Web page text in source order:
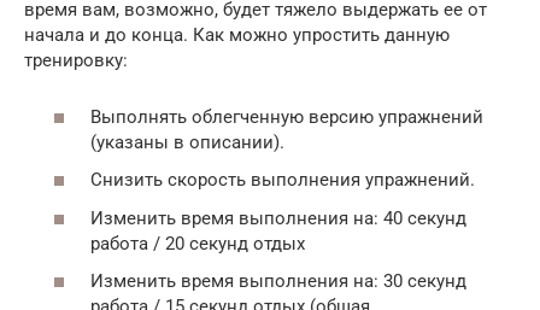
время вам, возможно, будет тяжело выдержать ее от
начала и до конца. Как можно упростить данную
тренировку:
Выполнять облегченную версию упражнений
(указаны в описании).
Снизить скорость выполнения упражнений.
Изменить время выполнения на: 40 секунд
работа / 20 секунд отдых
Изменить время выполнения на: 30 секунд